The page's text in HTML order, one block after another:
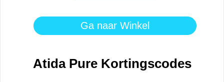
Ga naar Winkel
Atida Pure Kortingscodes